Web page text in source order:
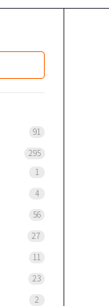
91
295
1
4
56
27
11
23
2